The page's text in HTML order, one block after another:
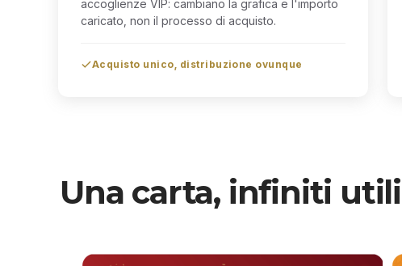
accoglienze VIP: cambiano la grafica e l'importo
caricato, non il processo di acquisto.
Acquisto unico, distribuzione ovunque
Una carta, infiniti